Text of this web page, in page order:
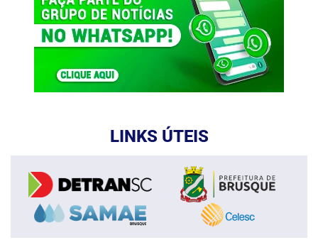
LINKS ÚTEIS